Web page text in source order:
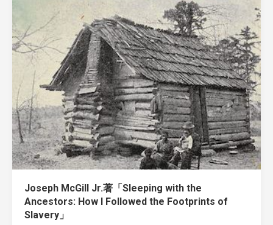
Joseph McGill Jr.著「Sleeping with the
Ancestors: How I Followed the Footprints of
Slavery」